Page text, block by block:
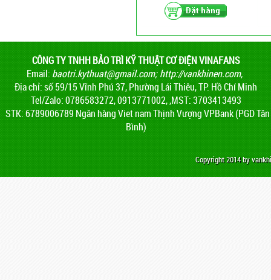
CÔNG TY TNHH BẢO TRÌ KỸ THUẬT CƠ ĐIỆN VINAFANS
Email: baotri.kythuat@gmail.com;http://vankhinen.com,
Địa chỉ: số 59/15 Vĩnh Phú 37, Phường Lái Thiêu, TP. Hồ Chí Minh
Tel/Zalo: 0786583272, 0913771002, ,MST: 3703413493
STK: 6789006789 Ngân hàng Viet nam Thịnh Vượng VPBank (PGD Tân
Bình)
Copyright 2014 by